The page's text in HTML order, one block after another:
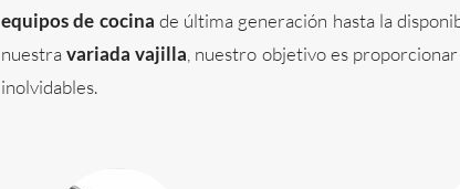
equipos de cocina de última generación hasta la
nuestravariada vajilla , nuestro objetivo es
inolvidables.